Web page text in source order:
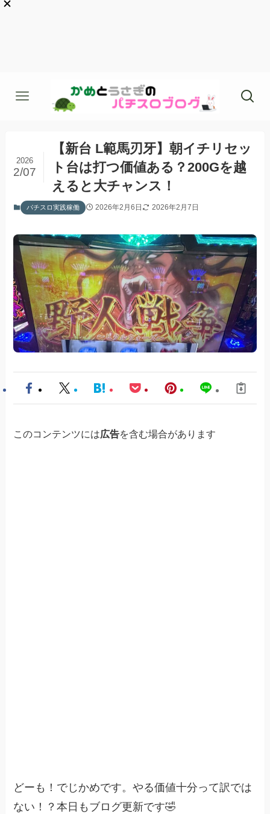
【新台 L範馬刃牙】朝イチリセッ
ト台は打つ価値ある？200Gを越
えると大チャンス！
2026
2/07
パチスロ実践稼働 2026年2月6日 2026年2月7日
このコンテンツには広告を含む場合があります
どーも！でじかめです。やる価値十分って訳では
ない！？本日もブログ更新です🤣